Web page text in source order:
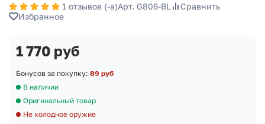
1 отзывов (-а)Арт. G806-BL
Сравнить
Избранное
1 770 руб
Бонусов за покупку: 89 руб
В наличии
Оригинальный товар
Не холодное оружие